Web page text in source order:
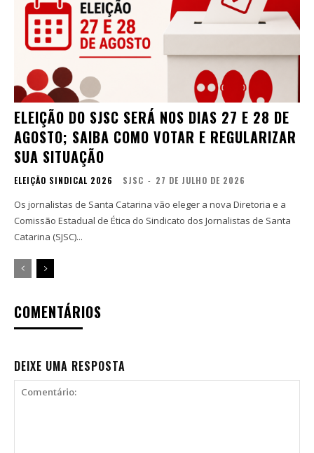
ELEIÇÃO DO SJSC SERÁ NOS DIAS 27 E 28 DE
AGOSTO; SAIBA COMO VOTAR E REGULARIZAR
SUA SITUAÇÃO
ELEIÇÃO SINDICAL 2026 SJSC - 27 DE JULHO DE 2026
Os jornalistas de Santa Catarina vão eleger a nova Diretoria e a
Comissão Estadual de Ética do Sindicato dos Jornalistas de Santa
Catarina (SJSC)...
COMENTÁRIOS
DEIXE UMA RESPOSTA